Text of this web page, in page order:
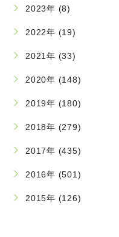
2023年 (8)
2022年 (19)
2021年 (33)
2020年 (148)
2019年 (180)
2018年 (279)
2017年 (435)
2016年 (501)
2015年 (126)